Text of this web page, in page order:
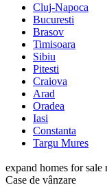
Cluj-Napoca
Bucuresti
Brasov
Timisoara
Sibiu
Pitesti
Craiova
Arad
Oradea
Iasi
Constanta
Targu Mures
expand homes for sale
Case de vânzare